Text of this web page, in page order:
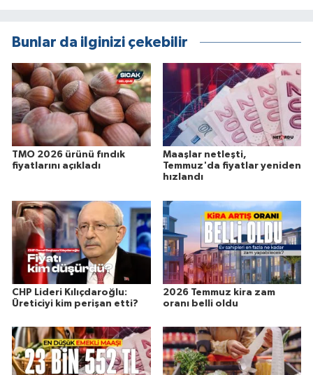
Bunlar da ilginizi çekebilir
TMO 2026 ürünü fındık
fiyatlarını açıkladı
Maaşlar netleşti,
Temmuz'da fiyatlar yeniden
hızlandı
CHP Lideri Kılıçdaroğlu:
Üreticiyi kim perişan etti?
2026 Temmuz kira zam
oranı belli oldu